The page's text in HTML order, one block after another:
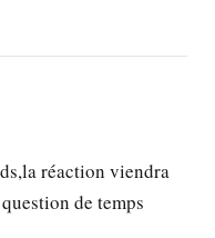
réaction viendra
de temps